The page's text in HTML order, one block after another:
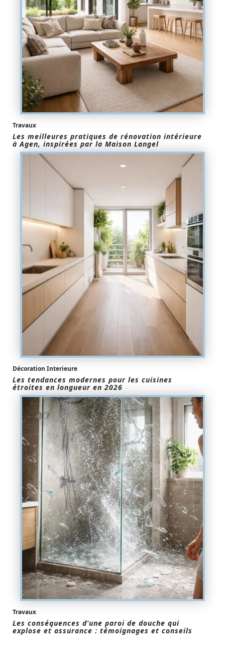
Travaux
Les meilleures pratiques de rénovation intérieure
à Agen, inspirées par la Maison Langel
Décoration Interieure
Les tendances modernes pour les cuisines
étroites en longueur en 2026
Travaux
Les conséquences d’une paroi de douche qui
explose et assurance : témoignages et conseils